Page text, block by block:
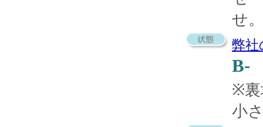
せ
弊社
B-
※裏
小